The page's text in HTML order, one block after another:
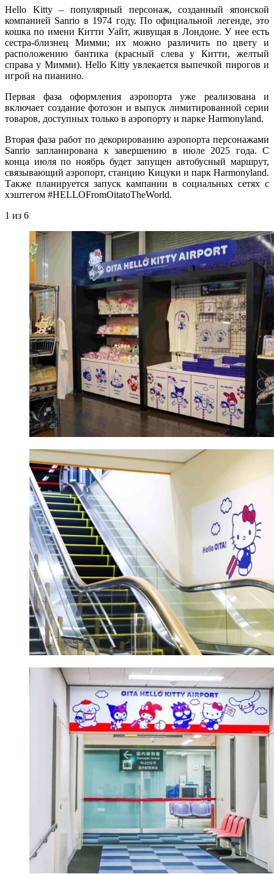
Hello Kitty – популярный персонаж, созданный японской
компанией Sanrio в 1974 году. По официальной легенде, это
кошка по имени Китти Уайт, живущая в Лондоне. У нее есть
сестра-близнец Мимми; их можно различить по цвету и
расположению бантика (красный слева у Китти, желтый
справа у Мимми). Hello Kitty увлекается выпечкой пирогов и
игрой на пианино.
Первая фаза оформления аэропорта уже реализована и
включает создание фотозон и выпуск лимитированной серии
товаров, доступных только в аэропорту и парке Harmonyland.
Вторая фаза работ по декорированию аэропорта персонажами
Sanrio запланирована к завершению в июле 2025 года. С
конца июля по ноябрь будет запущен автобусный маршрут,
связывающий аэропорт, станцию Кицуки и парк Harmonyland.
Также планируется запуск кампании в социальных сетях с
хэштегом #HELLOFromOitatoTheWorld.
1 из 6